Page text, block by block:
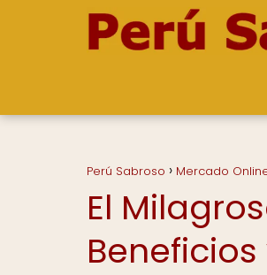
Perú Sabroso Mercado
El